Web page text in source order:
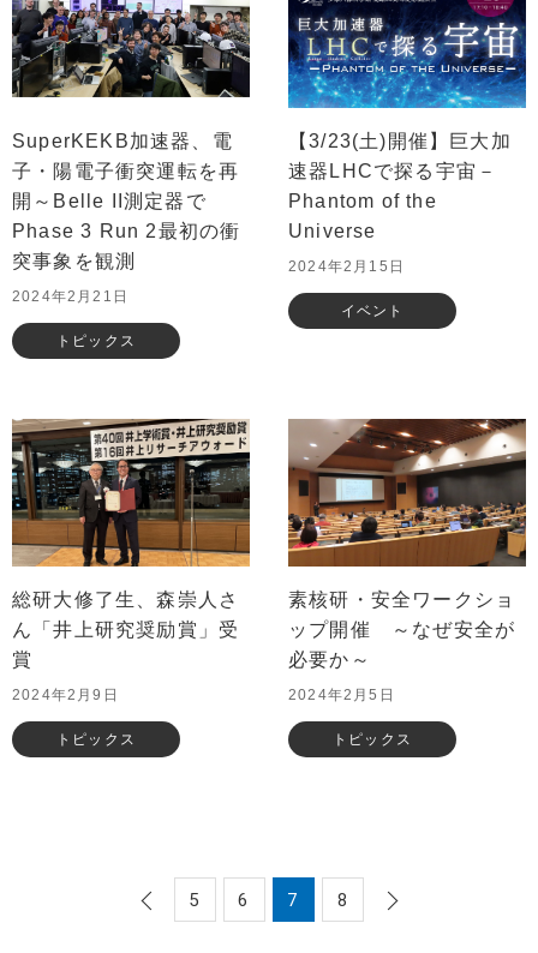
SuperKEKB加速器、電
子・陽電子衝突運転を再
開～Belle II測定器で
Phase 3 Run 2最初の衝
突事象を観測
2024年2月21日
トピックス
【3/23(土)開催】巨大加
速器LHCで探る宇宙－
Phantom of the
Universe
2024年2月15日
イベント
総研大修了生、森崇人さ
ん「井上研究奨励賞」受
賞
2024年2月9日
トピックス
素核研・安全ワークショ
ップ開催 ～なぜ安全が
必要か～
2024年2月5日
トピックス
5 6 7 8